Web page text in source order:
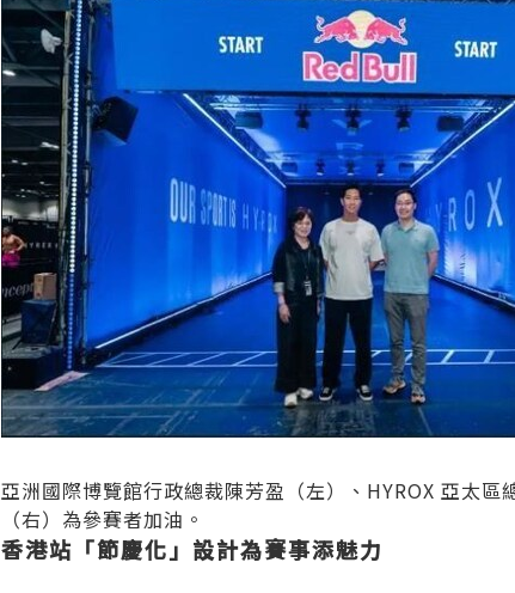
亞洲國際博覽館行政總裁陳芳盈（左）、HYROX 亞太
（右）為參賽者加油。
香港站「節慶化」設計為賽事添魅力